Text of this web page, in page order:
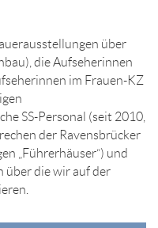
über
die Aufseherinnen
im Frauen-KZ
SS-Personal (seit 2010,
der Ravensbrücker
„Führerhäuser“) und
über die wir auf der